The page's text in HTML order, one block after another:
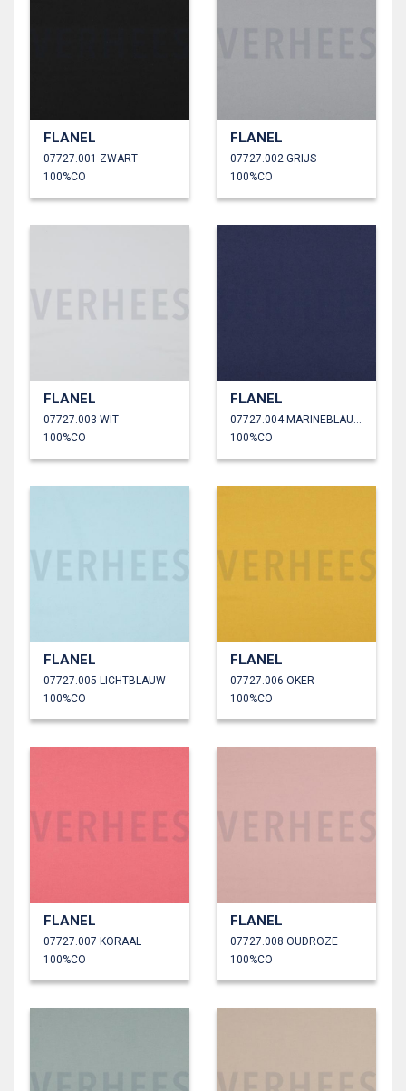
FLANEL
07727.001 ZWART
100%CO
FLANEL
07727.002 GRIJS
100%CO
FLANEL
07727.003 WIT
100%CO
FLANEL
07727.004 MARINEBLAUW
100%CO
FLANEL
07727.005 LICHTBLAUW
100%CO
FLANEL
07727.006 OKER
100%CO
FLANEL
07727.007 KORAAL
100%CO
FLANEL
07727.008 OUDROZE
100%CO